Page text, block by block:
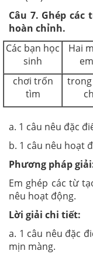
Câu 7. Ghép các
hoàn chỉnh.
Các bạn học
sinh
Hai
chơi trốn
tìm
a. 1 câu nêu đặc
b. 1 câu nêu hoạt
Phương pháp
Em ghép các từ
nêu hoạt động.
Lời giải chi tiết:
a. 1 câu nêu đặc
mịn màng.